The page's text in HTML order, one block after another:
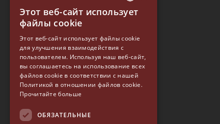
EUREKA
Conti Valerio S.r.l.
Via Luigi Longo 39/41
50019, Sesto Fiorentino (FI) - ITALY
Fax +39 055 4200010
ITALIAN
SPANISH
RUSSIAN
Этот веб-сайт использует
файлы cookie
Этот веб-сайт использует файлы cookie
для улучшения взаимодействия с
пользователем. Используя наш веб-сайт,
вы соглашаетесь на использование всех
файлов cookie в соответствии с нашей
Политикой в ​​отношении файлов cookie.
Прочитайте больше
ОБЯЗАТЕЛЬНЫЕ